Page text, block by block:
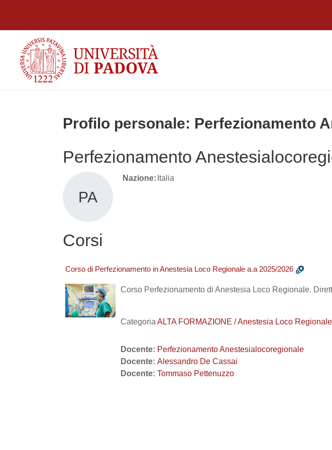
Profilo personale: Perfezionamento
Perfezionamento
PA
Nazione: Italia
Corsi
Corso di Perfezionamento in Anestesia Loco Regionale a.a 2025/2026
Corso Perfezionamento di Anestesia Loco Regionale.
Categoria ALTA FORMAZIONE / Anestesia Loco
Docente: Perfezionamento Anestesialocoregionale
Docente: Alessandro De Cassai
Docente: Tommaso Pettenuzzo